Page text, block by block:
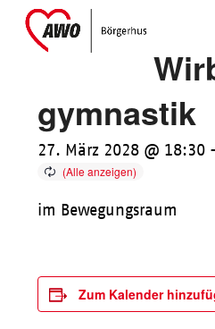
SkipOpen
mobile
Close
mobile
gymnastik
27. März 2028 @ 18:30
im Bewegungsraum
Zum Kalender